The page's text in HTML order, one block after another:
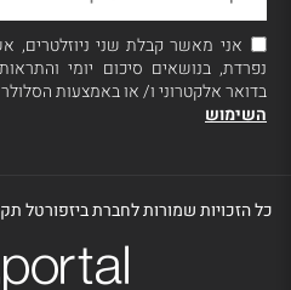
אני מאשר קבלת שני
נפרדת, בנושאים סיכום יומי
בדואר אלקטרוני ו/ או באמצעות
השימוש
כל הזכויות שמורות לחברת ביזפורטל